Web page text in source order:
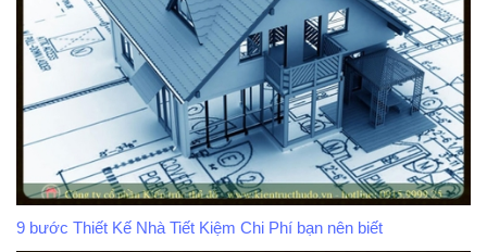
9 bước Thiết Kế Nhà Tiết Kiệm Chi Phí bạn nên biết